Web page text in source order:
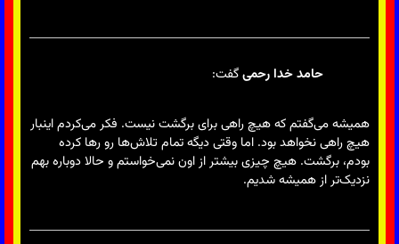
حامد خدا رحمیگفت:
همیشه می‌گفتم که هیچ راهی برای برگشت نیست. فکر می‌کردم اینبار
هیچ راهی نخواهد بود. اما وقتی دیگه تمام تلاش‌ها رو رها کرده
بودم، برگشت. هیچ چیزی بیشتر از اون نمی‌خواستم و حالا دوباره بهم
نزدیک‌تر از همیشه شدیم.